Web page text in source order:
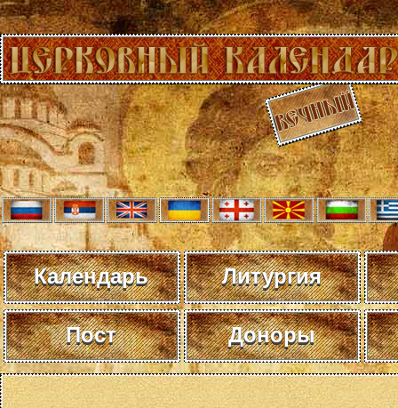
Календарь Литургия
Пост Доноры